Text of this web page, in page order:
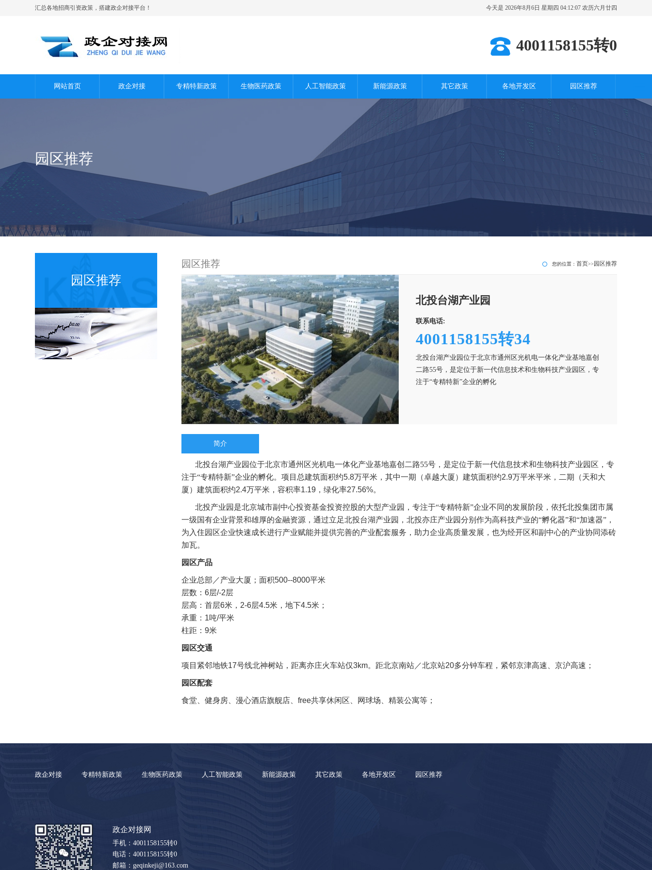
汇总各地招商引资政策，搭建政企对接平台！ 今天是 2026年8月6日 星期四 04:12:08 农历六月廿四
4001158155转0
网站首页 政企对接 专精特新政策 生物医药政策 人工智能政策 新能源政策 其它政策 各地开发区
其它城市
园区推荐
园区推荐
园区推荐
园区推荐 您的位置： 首页>> 园区推荐
北投台湖产业园
联系电话:
4001158155转34
北投台湖产业园位于北京市通州区光机电一体化产业基地嘉创
二路55号，是定位于新一代信息技术和生物科技产业园区，专
注于“专精特新”企业的孵化
简介
北投台湖产业园位于北京市通州区光机电一体化产业基地嘉创二路55号，是定位于新一代信息技术和生物科技产业园区，专
注于“专精特新”企业的孵化。 项目总建筑面积约5.8万平米，其中一期（卓越大厦）建筑面积约2.9万平米平米，二期（天和大
厦）建筑面积约2.4万平米，容积率1.19，绿化率27.56%。
北投产业园是北京城市副中心投资基金投资控股的大型产业园，专注于“专精特新”企业不同的发展阶段，依托北投集团市属
一级国有企业背景和雄厚的金融资源，通过立足北投台湖产业园，北投亦庄产业园分别作为高科技产业的“孵化器”和“加速器”，
为入住园区企业快速成长进行产业赋能并提供完善的产业配套服务，助力企业高质量发展，也为经开区和副中心的产业协同添砖
加瓦。
园区产品
企业总部／产业大厦； 面积500--8000平米
层数：6层/-2层
层高：首层6米，2-6层4.5米，地下4.5米；
承重：1吨/平米
柱距：9米
园区交通
项目紧邻地铁17号线北神树站，距离亦庄火车站仅3km。距北京南站／北京站20多分钟车程，紧邻京津高速、京沪高速；
园区配套
食堂、健身房、漫心酒店旗舰店、free共享休闲区、网球场、精装公寓等；
政企对接 专精特新政策 生物医药政策 人工智能政策 新能源政策 其它政策 各地开发区 园区推荐
政企对接网
手机：4001158155转0
电话：4001158155转0
邮箱：geqinkeji@163.com